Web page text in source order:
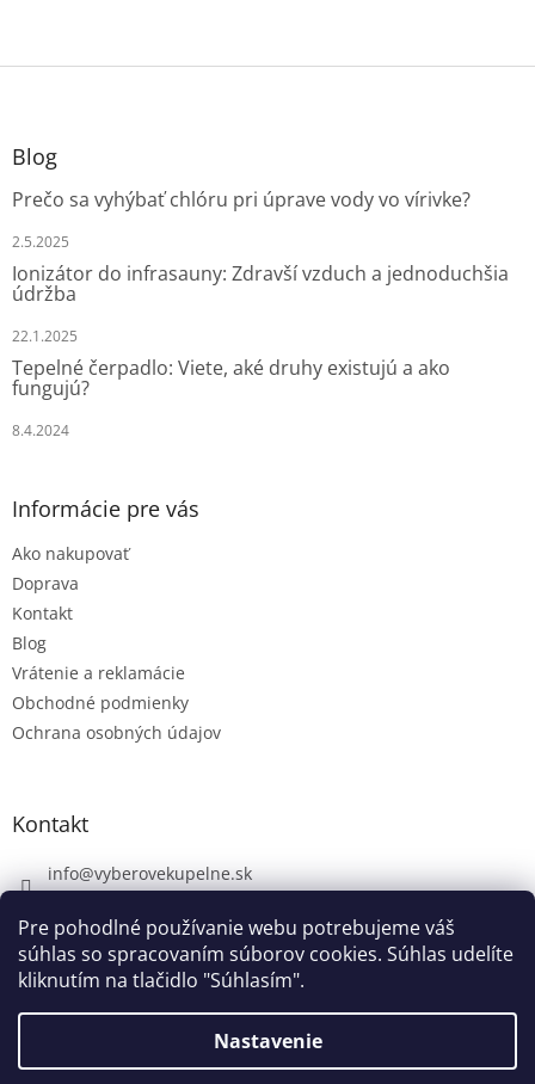
Pre pohodlné používanie webu potrebujeme váš
súhlas so spracovaním súborov cookies. Súhlas udelíte
kliknutím na tlačidlo "Súhlasím".
Nastavenie
Z
Blog
Prečo sa vyhýbať chlóru pri úprave vody vo vírivke?
2.5.2025
Ionizátor do infrasauny: Zdravší vzduch a jednoduchšia
údržba
22.1.2025
Tepelné čerpadlo: Viete, aké druhy existujú a ako
fungujú?
8.4.2024
Informácie pre vás
Ako nakupovať
Doprava
Kontakt
Blog
Vrátenie a reklamácie
Obchodné podmienky
Ochrana osobných údajov
Kontakt
info@vyberovekupelne.sk
https://www.facebook.com/vyberovekoupelny/
Vytvoril Shoptet